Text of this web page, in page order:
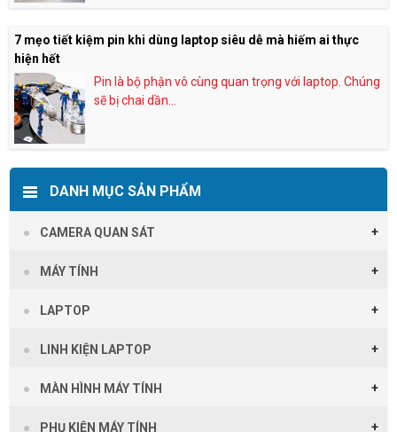
7 mẹo tiết kiệm pin khi dùng laptop siêu dễ mà hiếm ai thực
hiện hết
Pin là bộ phận vô cùng quan trọng với laptop. Chúng
sẽ bị chai dần...
DANH MỤC SẢN PHẨM
CAMERA QUAN SÁT
MÁY TÍNH
LAPTOP
LINH KIỆN LAPTOP
MÀN HÌNH MÁY TÍNH
PHỤ KIỆN MÁY TÍNH